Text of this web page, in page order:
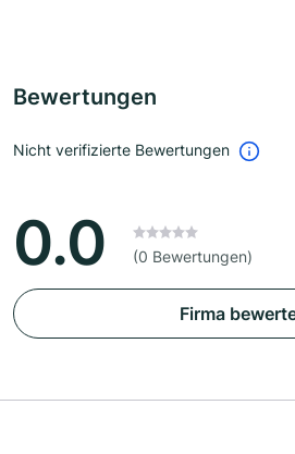
Bewertungen
Nicht verifizierte Bewertungen
0.0 (0 Bewertungen)
Firma